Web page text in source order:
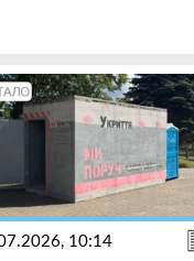
10:14